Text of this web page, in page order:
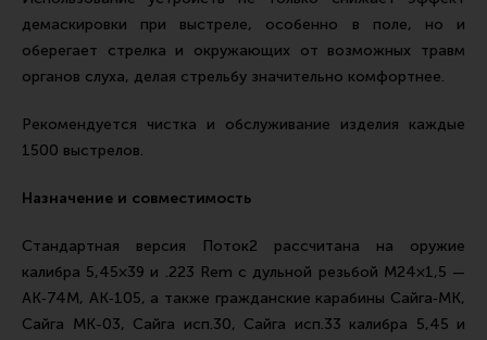
демаскировки при выстреле, особенно в поле, но и
оберегает стрелка и окружающих от возможных травм
органов слуха, делая стрельбу значительно комфортнее.
Рекомендуется чистка и обслуживание изделия каждые
1500 выстрелов.
Назначение и совместимость
Стандартная версия Поток2 рассчитана на оружие
калибра 5,45×39 и .223 Rem с дульной резьбой М24×1,5 —
АК‑74М, АК‑105, а также гражданские карабины Сайга‑МК,
Сайга МК-03, Сайга исп.30, Сайга исп.33 калибра 5,45 и